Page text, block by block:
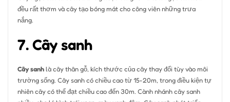
đều rất thơm và cây tạo bóng mát cho công viên những trưa
nắng.
7. Cây sanh
Cây sanhlà cây thân gỗ, kích thước của cây thay đổi tùy vào môi
trường sống. Cây sanh có chiều cao từ 15-20m, trong điều kiện tự
nhiên cây có thể đạt chiều cao đến 30m. Cành nhánh cây sanh